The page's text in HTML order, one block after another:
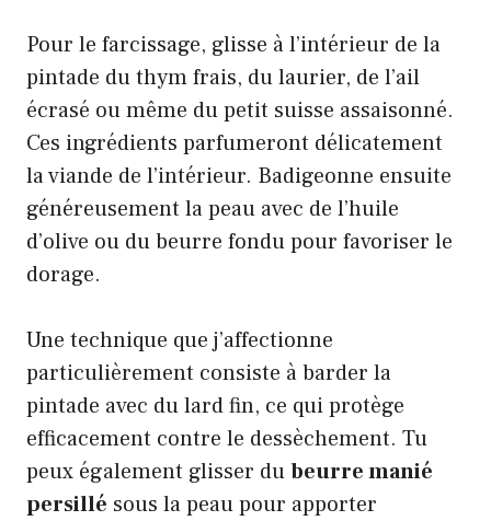
Pour le farcissage, glisse à l’intérieur de la
pintade du thym frais, du laurier, de l’ail
écrasé ou même du petit suisse assaisonné.
Ces ingrédients parfumeront délicatement
la viande de l’intérieur. Badigeonne ensuite
généreusement la peau avec de l’huile
d’olive ou du beurre fondu pour favoriser le
dorage.
Une technique que j’affectionne
particulièrement consiste à barder la
pintade avec du lard fin, ce qui protège
efficacement contre le dessèchement. Tu
peux également glisser dubeurre manié
persillé sous la peau pour apporter